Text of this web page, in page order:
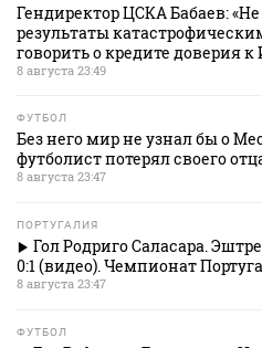
Гендиректор ЦСКА Бабаев:
результаты
говорить о кредите доверия
8 августа 23:49
ФУТБОЛ
Без него мир не узнал бы о
футболист потерял своего
8 августа 23:47
ПОРТУГАЛИЯ
Гол Родриго Саласара.
0:1 (видео). Чемпионат
8 августа 23:47
ФУТБОЛ